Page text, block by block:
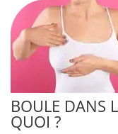
BOULE DANS
QUOI ?